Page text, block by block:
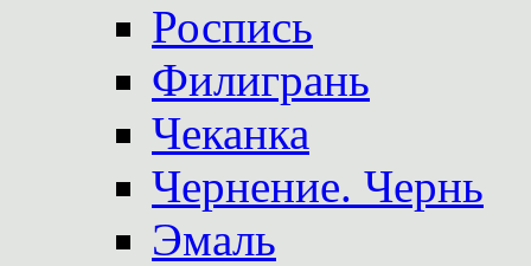
Роспись
Филигрань
Чеканка
Чернение. Чернь
Эмаль